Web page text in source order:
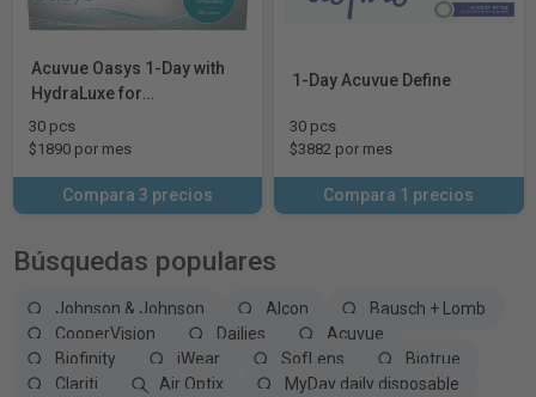
Acuvue Oasys 1-Day with
HydraLuxe for
Astigmatism
30 pcs
$1890 por mes
Compara 3 precios
1-Day Acuvue Define
30 pcs
$3882 por mes
Compara 1 precios
Búsquedas populares
Johnson & Johnson Alcon
Bausch + Lomb
CooperVision
Dailies
Acuvue
Biofinity
iWear SofLens
Biotrue
Clariti
Air Optix
MyDay daily disposable